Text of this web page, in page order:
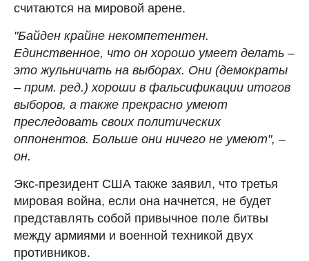
считаются на мировой арене.
"Байден крайне некомпетентен.
Единственное, что он хорошо умеет делать –
это жульничать на выборах. Они (демократы
– прим. ред.) хороши в фальсификации итогов
выборов, а также прекрасно умеют
преследовать своих политических
оппонентов. Больше они ничего не умеют", –
он.
Экс-президент США также заявил, что третья
мировая война, если она начнется, не будет
представлять собой привычное поле битвы
между армиями и военной техникой двух
противников.